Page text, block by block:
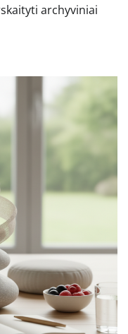
archyviniai